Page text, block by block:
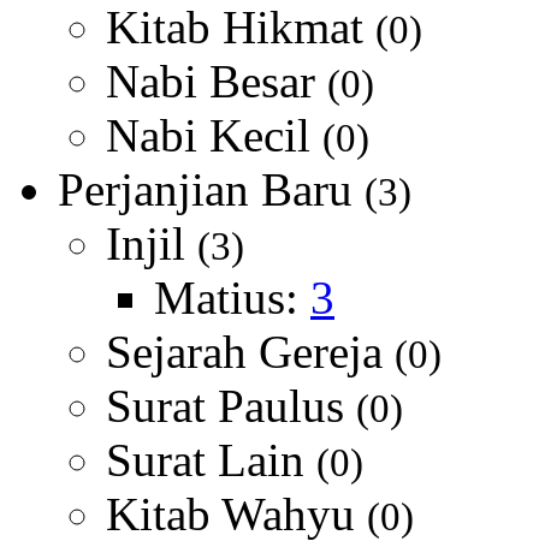
Kitab Hikmat (0)
Nabi Besar (0)
Nabi Kecil (0)
Perjanjian Baru (3)
Injil (3)
Matius: 3
Sejarah Gereja (0)
Surat Paulus (0)
Surat Lain (0)
Kitab Wahyu (0)